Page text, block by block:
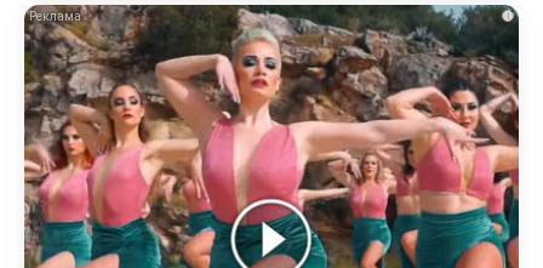
i